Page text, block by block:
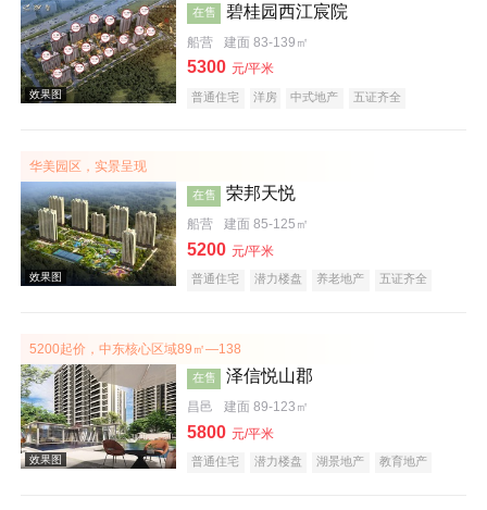
效果图
效果图
在售 碧桂园西江宸院
船营 建面 83-139㎡
5300 元/平米
普通住宅 洋房 中式地产 五证齐全
华美园区，实景呈现
在售 荣邦天悦
船营 建面 85-125㎡
5200 元/平米
普通住宅 潜力楼盘 养老地产 五证齐全
5200起价，中东核心区域89㎡—138
在售 泽信悦山郡
昌邑 建面 89-123㎡
5800 元/平米
普通住宅 潜力楼盘 湖景地产
教育地产